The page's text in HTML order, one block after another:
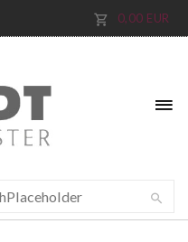
0,00 EUR